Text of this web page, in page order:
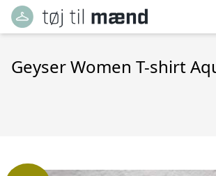
Geyser Women T-shirt